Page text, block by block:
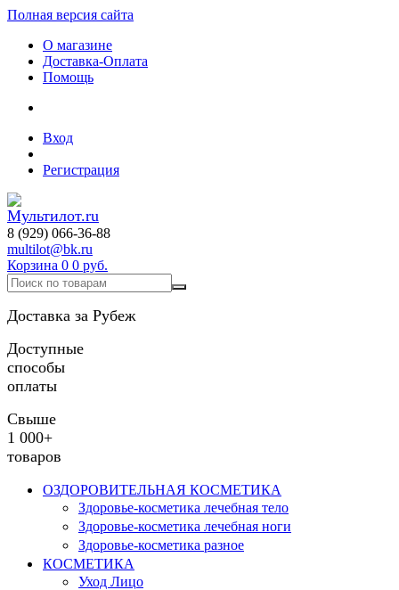
Полная версия сайта
О магазине
Доставка-Оплата
Помощь
Вход
Регистрация
8 (929) 066-36-88
multilot@bk.ru
Корзина 0 0 руб.
Доставка за Рубеж
Доступные
способы
оплаты
Свыше
1 000+
товаров
ОЗДОРОВИТЕЛЬНАЯ КОСМЕТИКА
Здоровье-косметика лечебная тело
Здоровье-косметика лечебная ноги
Здоровье-косметика разное
КОСМЕТИКА
Уход Лицо